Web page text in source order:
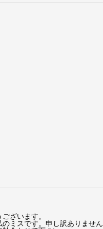
ざいます。
ミスです。申し訳ありません